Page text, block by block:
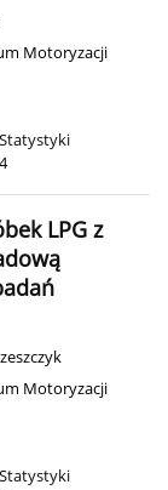
Motoryzacji
Statystyki
LPG z
Motoryzacji
Statystyki